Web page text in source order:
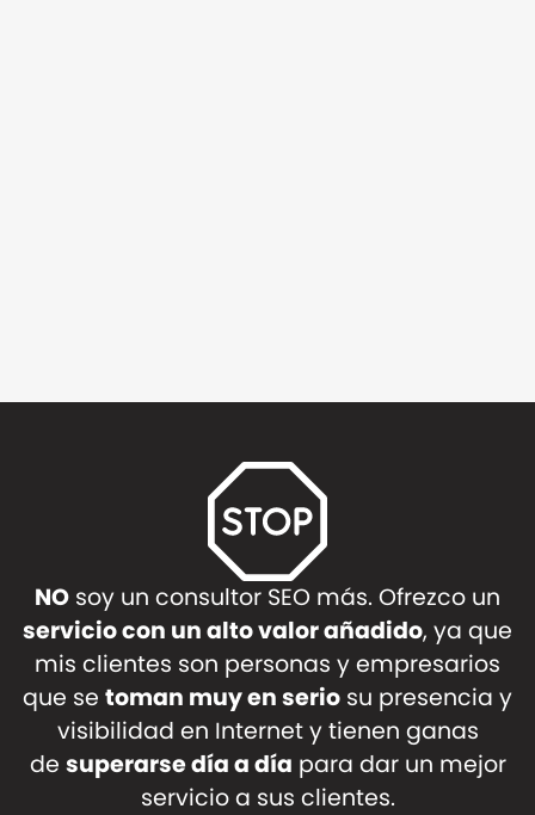
NO soy un consultor SEO más. Ofrezco un
servicio con un alto valor añadido, ya que
mis clientes son personas y empresarios
que se toman muy en serio su presencia y
visibilidad en Internet y tienen ganas
de superarse día a día para dar un mejor
servicio a sus clientes.